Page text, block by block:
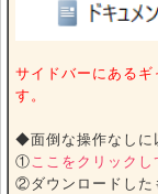
サイドバーにある
す。
◆面倒な操作なしに
①ここをクリック
②ダウンロードした